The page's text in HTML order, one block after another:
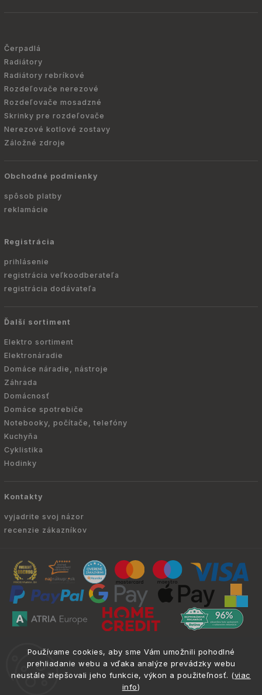
Používame cookies, aby sme Vám umožnili pohodlné
prehliadanie webu a vďaka analýze prevádzky webu
neustále zlepšovali jeho funkcie, výkon a použiteľnosť. (viac
info)
Čerpadlá
Radiátory
Radiátory rebríkové
Rozdeľovače nerezové
Rozdeľovače mosadzné
Skrinky pre rozdeľovače
Nerezové kotlové zostavy
Záložné zdroje
Obchodné podmienky
spôsob platby
reklamácie
Registrácia
prihlásenie
registrácia veľkoodberateľa
registrácia dodávateľa
Ďalší sortiment
Elektro sortiment
Elektronáradie
Domáce náradie, nástroje
Záhrada
Domácnosť
Domáce spotrebiče
Notebooky, počítače, telefóny
Kuchyňa
Cyklistika
Hodinky
Kontakty
vyjadrite svoj názor
recenzie zákazníkov
práva vyhradené.